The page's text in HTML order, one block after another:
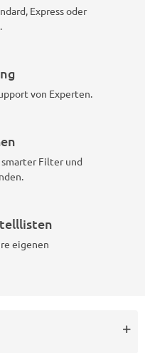
Express oder
von Experten.
Filter und
eigenen